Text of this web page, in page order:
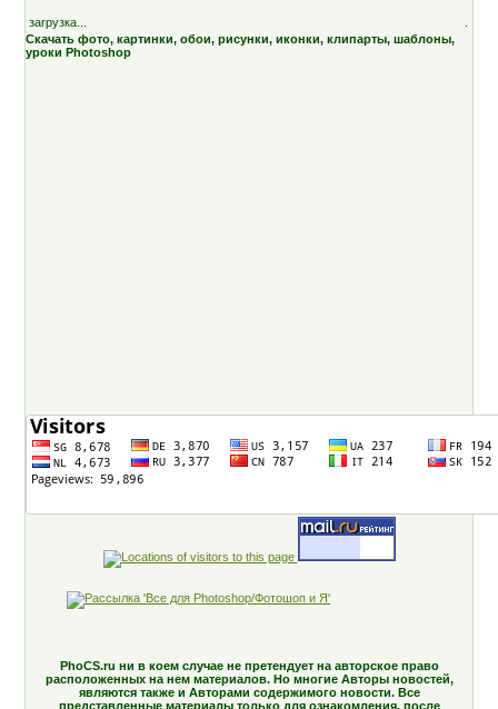
загрузка...
Скачать фото, картинки, обои, рисунки, иконки, клипарты, шаблоны,
уроки Photoshop
PhoCS.ru ни в коем случае не претендует на авторское право
расположенных на нем материалов. Но многие Авторы новостей,
являются также и Авторами содержимого новости. Все
представленные материалы только для ознакомления, после